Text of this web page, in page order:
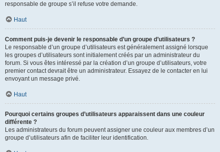
responsable de groupe s’il refuse votre demande.
Haut
Comment puis-je devenir le responsable d’un groupe d’utilisateurs ?
Le responsable d’un groupe d’utilisateurs est généralement assigné lorsque
les groupes d’utilisateurs sont initialement créés par un administrateur du
forum. Si vous êtes intéressé par la création d’un groupe d’utilisateurs, votre
premier contact devrait être un administrateur. Essayez de le contacter en lui
envoyant un message privé.
Haut
Pourquoi certains groupes d’utilisateurs apparaissent dans une couleur
différente ?
Les administrateurs du forum peuvent assigner une couleur aux membres d’un
groupe d’utilisateurs afin de faciliter leur identification.